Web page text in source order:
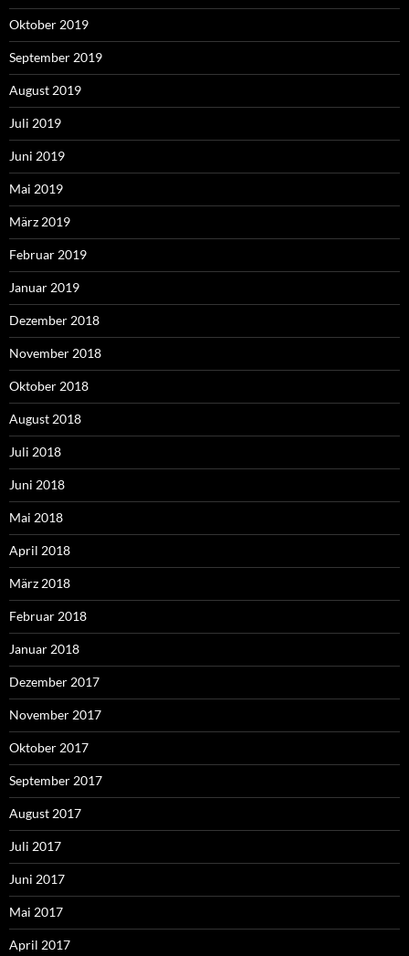
Oktober 2019
September 2019
August 2019
Juli 2019
Juni 2019
Mai 2019
März 2019
Februar 2019
Januar 2019
Dezember 2018
November 2018
Oktober 2018
August 2018
Juli 2018
Juni 2018
Mai 2018
April 2018
März 2018
Februar 2018
Januar 2018
Dezember 2017
November 2017
Oktober 2017
September 2017
August 2017
Juli 2017
Juni 2017
Mai 2017
April 2017